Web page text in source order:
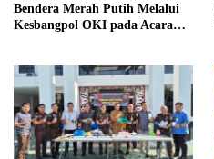
Bendera Merah Putih Melalui
Kesbangpol OKI pada Acara